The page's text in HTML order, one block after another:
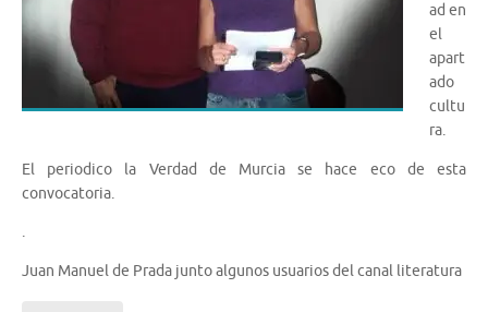
ad en
el
apart
ado
cultu
ra.
El periodico la Verdad de Murcia se hace eco de esta
convocatoria.
.
Juan Manuel de Prada junto algunos usuarios del canal literatura